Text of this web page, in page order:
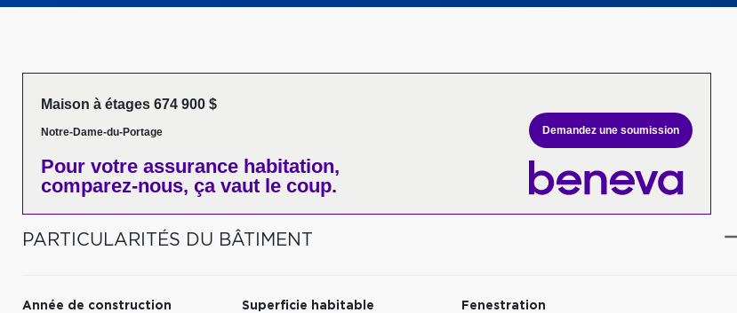
Maison à étages 674 900 $
Notre-Dame-du-Portage
Pour votre assurance habitation,
comparez-nous, ça vaut le coup.
Demandez une soumission
PARTICULARITÉS DU BÂTIMENT
Année de construction
Superficie habitable
Fenestration